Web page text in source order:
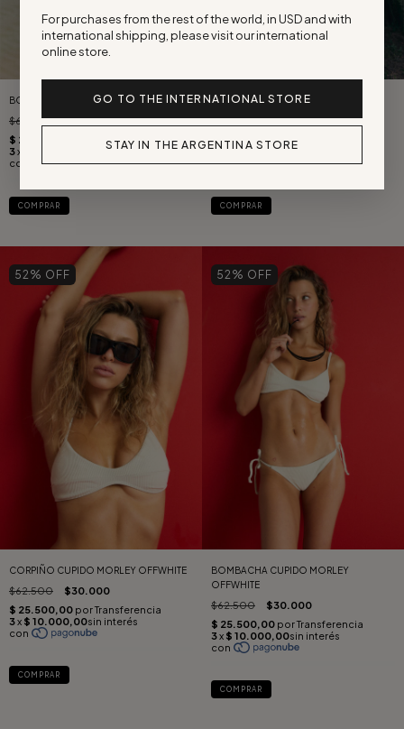
BOMBACHA PARATY TEXTURA BUTTER
$62.500 $30.000
COMPRAR
BOMBACHA SIRENA TEXTURA BUTTER
$62.500 $30.000
COMPRAR
52 % OFF
CORPIÑO CUPIDO MORLEY OFFWHITE
$62.500 $30.000
COMPRAR
52 % OFF
BOMBACHA CUPIDO MORLEY
OFFWHITE
$62.500 $30.000
COMPRAR
For purchases from the rest of the world, in USD and with
international shipping, please visit our international
online store.
GO TO THE INTERNATIONAL STORE
STAY IN THE ARGENTINA STORE